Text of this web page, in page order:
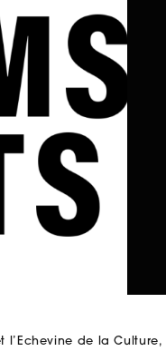
l’Echevine de la